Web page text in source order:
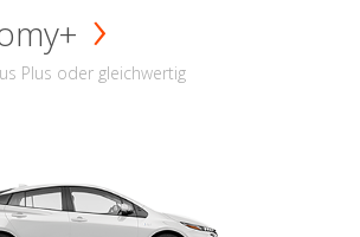
Plus oder gleichwertig